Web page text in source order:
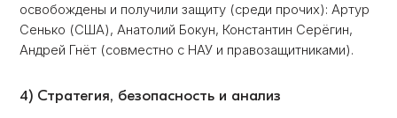
освобождены и получили защиту (среди прочих): Артур
Сенько (США), Анатолий Бокун, Константин Серёгин,
Андрей Гнёт (совместно с НАУ и правозащитниками).
4) Стратегия, безопасность и анализ